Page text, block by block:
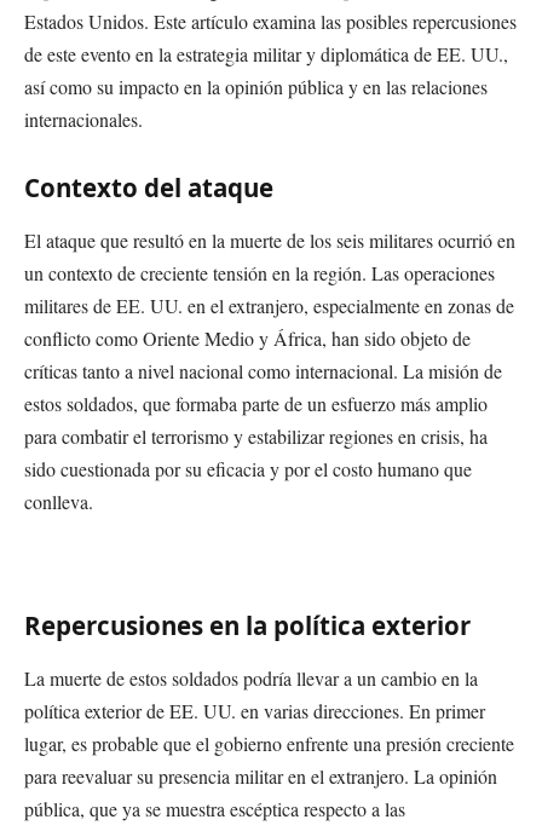
Estados Unidos. Este artículo examina las posibles repercusiones
de este evento en la estrategia militar y diplomática de EE. UU.,
así como su impacto en la opinión pública y en las relaciones
internacionales.
Contexto del ataque
El ataque que resultó en la muerte de los seis militares ocurrió en
un contexto de creciente tensión en la región. Las operaciones
militares de EE. UU. en el extranjero, especialmente en zonas de
conflicto como Oriente Medio y África, han sido objeto de
críticas tanto a nivel nacional como internacional. La misión de
estos soldados, que formaba parte de un esfuerzo más amplio
para combatir el terrorismo y estabilizar regiones en crisis, ha
sido cuestionada por su eficacia y por el costo humano que
conlleva.
Repercusiones en la política exterior
La muerte de estos soldados podría llevar a un cambio en la
política exterior de EE. UU. en varias direcciones. En primer
lugar, es probable que el gobierno enfrente una presión creciente
para reevaluar su presencia militar en el extranjero. La opinión
pública, que ya se muestra escéptica respecto a las